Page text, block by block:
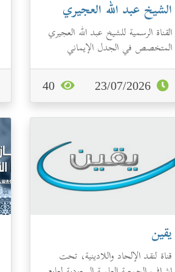
الشيخ عبد الله العجيري
القناة الرسمية للشيخ عبد الله العجيري
المتخصص في الجدل الإيماني
الإلحادي وله عدد من الكتب
والمحاضرات...
يقين
قناة لنقد الإلحاد واللادينية، تحت